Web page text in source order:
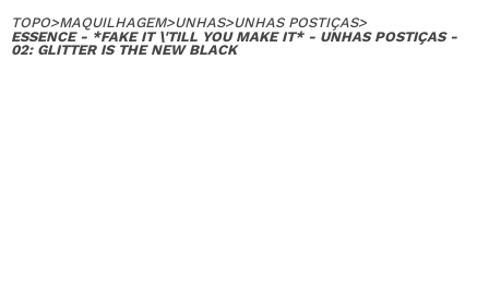
TOPO>MAQUILHAGEM>UNHAS>UNHAS POSTIÇAS>
ESSENCE - *FAKE IT \'TILL YOU MAKE IT* - UNHAS POSTIÇAS -
02: GLITTER IS THE NEW BLACK